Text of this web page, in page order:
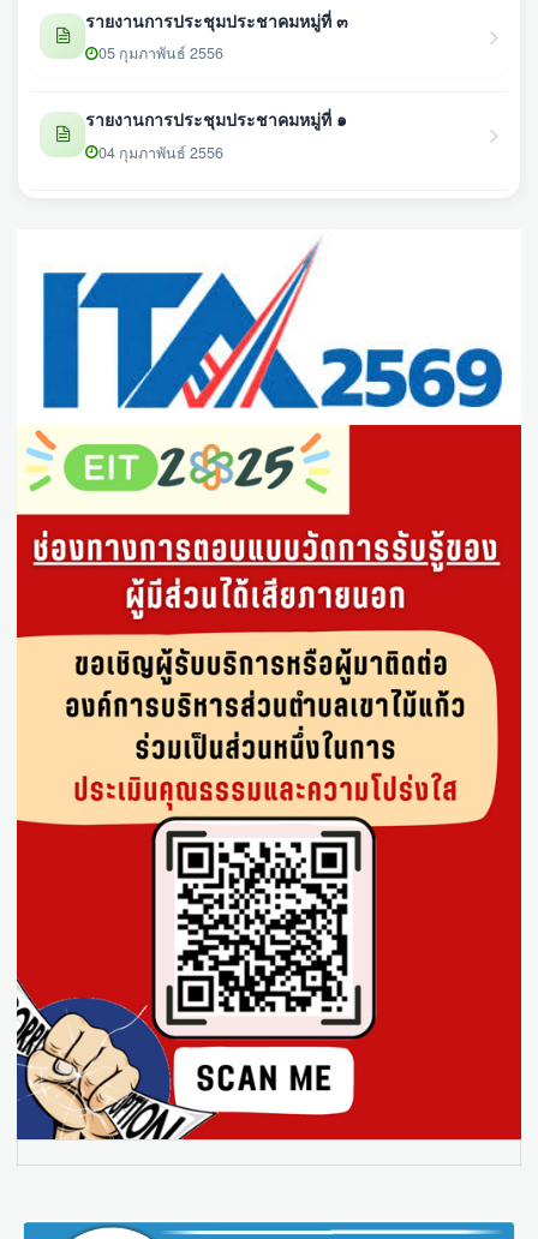
รายงานการประชุมประชาคมหมู่ที่ ๓
05 กุมภาพันธ์ 2556
รายงานการประชุมประชาคมหมู่ที่ ๑
04 กุมภาพันธ์ 2556